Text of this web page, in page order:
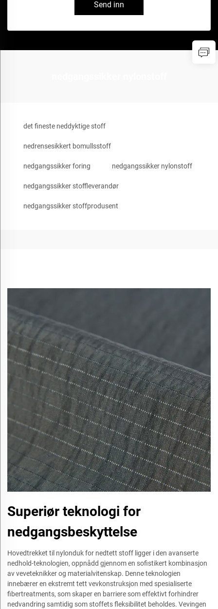
Send inn
det fineste neddyktige stoff
nedrensesikkert bomullsstoff
nedgangssikker foring nedgangssikker nylonstoff
nedgangssikker stoffleverandør
nedgangssikker stoffprodusent
Superiør teknologi for
nedgangsbeskyttelse
Hovedtrekket til nylonduk for nedtett stoff ligger i den avanserte
nedhold-teknologien, oppnådd gjennom en sofistikert kombinasjon
av veveteknikker og materialvitenskap. Denne teknologien
innebærer en ekstremt tett vevkonstruksjon med spesialiserte
fibertreatments, som skaper en barriere som effektivt forhindrer
nedvandring samtidig som stoffets fleksibilitet beholdes. Vevingen